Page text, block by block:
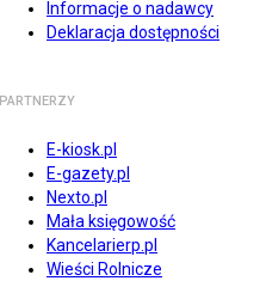
Informacje o nadawcy
Deklaracja dostępności
PARTNERZY
E-kiosk.pl
E-gazety.pl
Nexto.pl
Mała księgowość
Kancelarierp.pl
Wieści Rolnicze